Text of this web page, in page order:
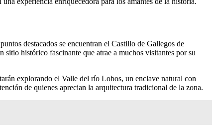
destacados se encuentran el Castillo de Gallegos de
histórico fascinante que atrae a muchos visitantes por su
explorando el Valle del río Lobos, un enclave natural con
de quienes aprecian la arquitectura tradicional de la zona.